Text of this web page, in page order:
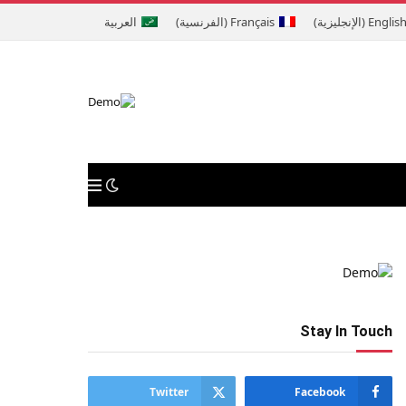
English
(الإنجليزية)
Français
(الفرنسية) العربية
Stay In Touch
Facebook
Twitter